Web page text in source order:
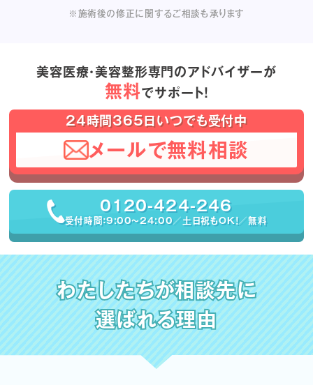
※施術後の修正に関するご相談も承ります
美容医療・美容整形専門のアドバイザーが
無料でサポート！
24時間365日いつでも受付中
メールで無料相談
0120-424-246
受付時間：9:00〜24:00／土日祝もOK！／無料
わたしたちが相談先に
選ばれる理由